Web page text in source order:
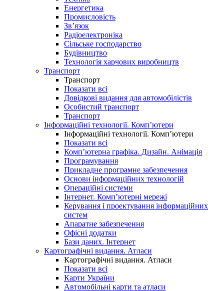
Енергетика
Промисловість
Зв’язок
Радіоелектроніка
Сільське господарство
Будівництво
Технологія харчових виробництв
Транспорт
Транспорт
Показати всі
Довідкові видання для автомобілістів
Особистий транспорт
Транспорт
Інформаційні технології. Комп’ютери
Інформаційні технології. Комп’ютери
Показати всі
Комп’ютерна графіка. Дизайн. Анімація
Програмування
Прикладне програмне забезпечення
Основи інформаційних технологій
Операційні системи
Інтернет. Комп’ютерні мережі
Керування і проектування інформаційних
систем
Апаратне забезпечення
Офісні додатки
Бази даних. Інтернет
Картографічні видання. Атласи
Картографічні видання. Атласи
Показати всі
Карти України
Автомобільні карти та атласи